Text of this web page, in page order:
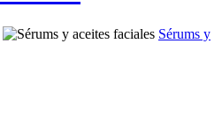
Sérums y